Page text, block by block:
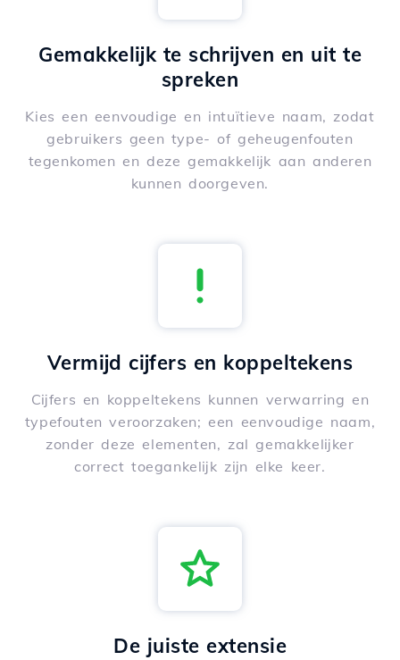
Gemakkelijk te schrijven en uit te
spreken
Kies een eenvoudige en intuïtieve naam, zodat
gebruikers geen type- of geheugenfouten
tegenkomen en deze gemakkelijk aan anderen
kunnen doorgeven.
Vermijd cijfers en koppeltekens
Cijfers en koppeltekens kunnen verwarring en
typefouten veroorzaken; een eenvoudige naam,
zonder deze elementen, zal gemakkelijker
correct toegankelijk zijn elke keer.
De juiste extensie